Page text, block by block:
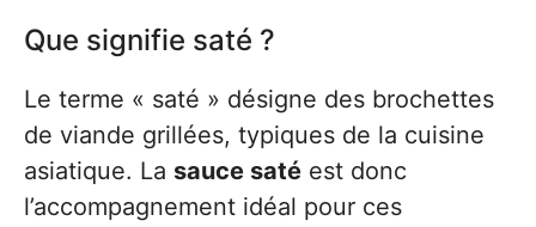
Que signifie saté ?
Le terme « saté » désigne des brochettes
de viande grillées, typiques de la cuisine
asiatique. La sauce saté est donc
l’accompagnement idéal pour ces